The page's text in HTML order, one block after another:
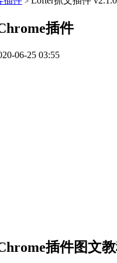
插件
06-25 03:55
插件图文